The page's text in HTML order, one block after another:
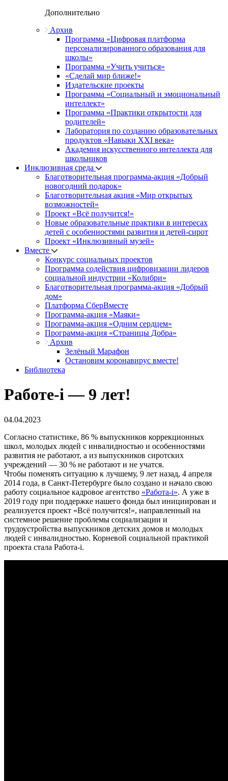
Дополнительно
Архив
Программа «Цифровая платформа
персонализированного образования для
школы»
Программа «Учить учиться»
«Сделай мир ближе!»
Издательские проекты
Программа «Социальный и эмоциональный
интеллект»
Программа «Практики открытости для
родителей»
Лаборатория по созданию образовательных
продуктов «Навыки XXI века»
Академия искусственного интеллекта для
школьников
Инклюзивная среда
Благотворительная программа-акция «Добрый
новогодний подарок»
Благотворительная акция «Мир открытых
возможностей»
Проект «Всё получится!»
Новые образовательные практики в интересах
детей с особенностями развития и детей-сирот
Проект «Инклюзивный музей»
Вместе
Конкурс социальных проектов
Программа содействия цифровизации лидеров
социальной индустрии «Колибри»
Благотворительная программа-акция «Добрый
дом»
Платформа СберВместе
Программа-акция «Маяки»
Программа-акция «Одним сердцем»
Программа-акция «Страницы Добра»
Архив
Зелёный Марафон
Остановим коронавирус вместе!
Библиотека
Работе-i — 9 лет!
04.04.2023
Согласно статистике, 86 % выпускников коррекционных
школ, молодых людей с инвалидностью и особенностями
развития не работают, а из выпускников сиротских
учреждений — 30 % не работают и не учатся.
Чтобы поменять ситуацию к лучшему, 9 лет назад, 4 апреля
2014 года, в Санкт-Петербурге было создано и начало свою
работу социальное кадровое агентство «Работа-i». А уже в
2019 году при поддержке нашего фонда был инициирован и
реализуется проект «Всё получится!», направленный на
системное решение проблемы социализации и
трудоустройства выпускников детских домов и молодых
людей с инвалидностью. Корневой социальной практикой
проекта стала Работа-i.